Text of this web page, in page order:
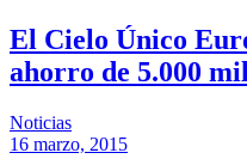
El Cielo Único
ahorro de 5.000
Noticias
16 marzo, 2015